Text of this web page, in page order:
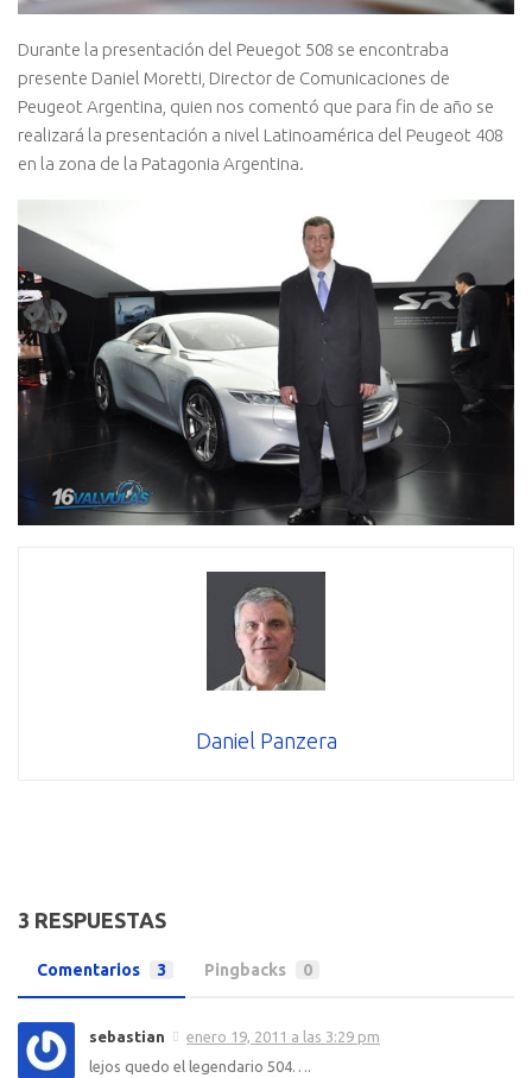
Durante la presentación del Peuegot 508 se encontraba
presente Daniel Moretti, Director de Comunicaciones de
Peugeot Argentina, quien nos comentó que para fin de año se
realizará la presentación a nivel Latinoamérica del Peugeot 408
en la zona de la Patagonia Argentina.
Daniel Panzera
3 RESPUESTAS
Comentarios 3 Pingbacks 0
sebastian
enero 19, 2011 a las 3:29 pm
lejos quedo el legendario 504….